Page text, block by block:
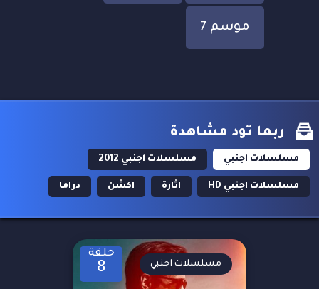
موسم 7
ربما تود مشاهدة
مسلسلات اجنبي مسلسلات اجنبي 2012
مسلسلات اجنبي HD اثارة اكشن دراما
حلقة
8 مسلسلات اجنبي